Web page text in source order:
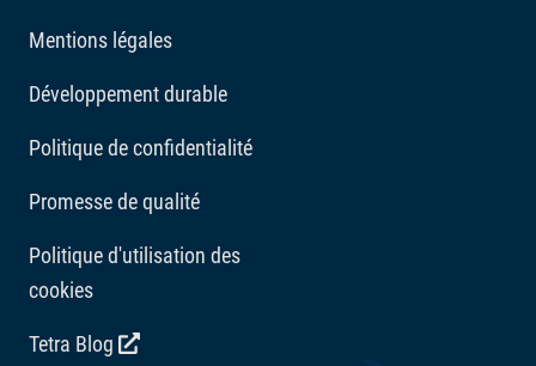
Mentions légales
Développement durable
Politique de confidentialité
Promesse de qualité
Politique d'utilisation des
cookies
Tetra Blog